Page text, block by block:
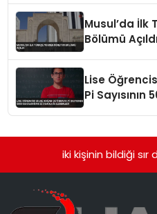
Musul’da İlk
Bölümü
Lise
Pi Sayısının
iki kişinin bildiği sır